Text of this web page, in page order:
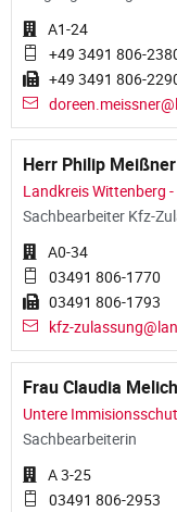
A1-24
+49 3491 806-
+49 3491 806-
Herr Philip Meißner
Landkreis Wittenberg
Sachbearbeiter Kfz-
A0-34
03491 806-1770
03491 806-1793
kfz-
Frau Claudia
Untere
Sachbearbeiterin
A 3-25
03491 806-2953